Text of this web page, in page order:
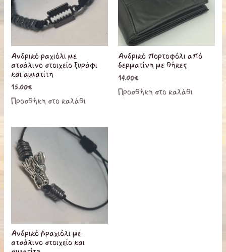
Ανδρικό ραχιόλι με
ατσάλινο στοιχείο ξυράφι
και αιματίτη
15.00€
Προσθήκη στο καλάθι
Ανδρικό πορτοφόλι από
δερματίνη με θήκες
14.00€
Προσθήκη στο καλάθι
Ανδρικό βραχιόλι με
ατσάλινο στοιχείο και